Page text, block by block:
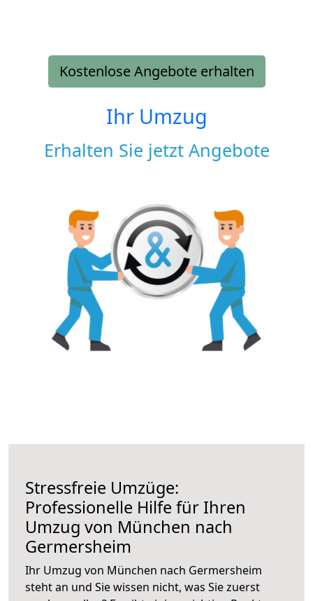
Kostenlose Angebote erhalten
Ihr Umzug
Erhalten Sie jetzt Angebote
Stressfreie Umzüge:
Professionelle Hilfe für Ihren
Umzug von München nach
Germersheim
Ihr Umzug von München nach Germersheim
steht an und Sie wissen nicht, was Sie zuerst